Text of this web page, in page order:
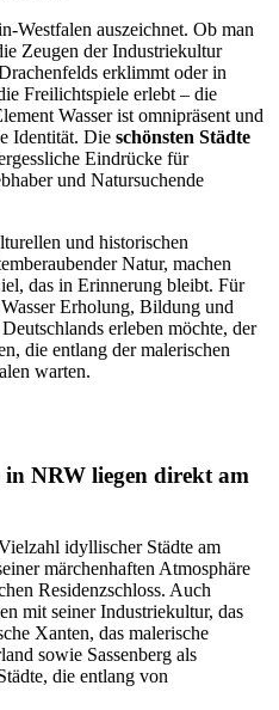
Westfalen auszeichnet. Ob man
Zeugen der Industriekultur
erklimmt oder in
Freilichtspiele erlebt – die
Wasser ist omnipräsent und
Identität. Die schönsten Städte
Eindrücke für
und Natursuchende
und historischen
Natur, machen
das in Erinnerung bleibt. Für
Erholung, Bildung und
erleben möchte, der
die entlang der malerischen
warten.
in NRW liegen direkt am
idyllischer Städte am
märchenhaften Atmosphäre
Residenzschloss. Auch
mit seiner Industriekultur, das
Xanten, das malerische
sowie Sassenberg als
die entlang von